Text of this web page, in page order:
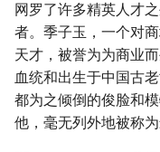
网罗了许多精英人才
者。季子玉，一个对
天才，被誉为为商业
血统和出生于中国古
都为之倾倒的俊脸和
他，毫无列外地被称